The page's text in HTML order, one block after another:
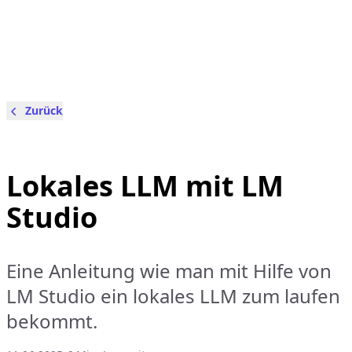
Zurück
Lokales LLM mit LM
Studio
Eine Anleitung wie man mit Hilfe von
LM Studio ein lokales LLM zum laufen
bekommt.